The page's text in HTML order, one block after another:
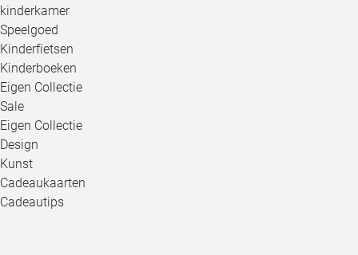
kinderkamer
Speelgoed
Kinderfietsen
Kinderboeken
Eigen Collectie
Sale
Eigen Collectie
Design
Kunst
Cadeaukaarten
Cadeautips